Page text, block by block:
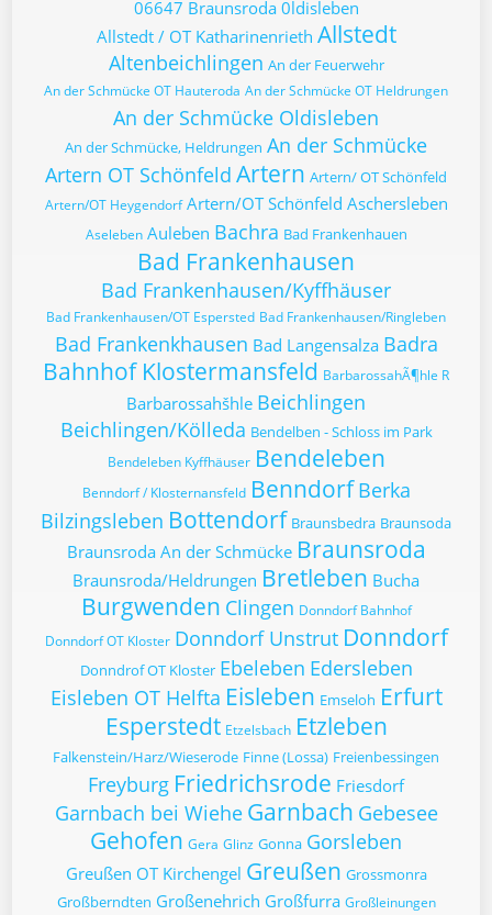
06647 Braunsroda 0ldisleben
Allstedt / OT Katharinenrieth Allstedt
Altenbeichlingen An der Feuerwehr
An der Schmücke OT Hauteroda An der Schmücke OT Heldrungen
An der Schmücke Oldisleben
An der Schmücke, Heldrungen An der Schmücke
Artern OT Schönfeld Artern Artern/ OT Schönfeld
Artern/OT Heygendorf Artern/OT Schönfeld Aschersleben
Aseleben Auleben Bachra Bad Frankenhauen
Bad Frankenhausen
Bad Frankenhausen/Kyffhäuser
Bad Frankenhausen/OT Espersted Bad Frankenhausen/Ringleben
Bad Frankenkhausen Bad Langensalza Badra
Bahnhof Klostermansfeld BarbarossahÃ¶hle R
Barbarossahšhle Beichlingen
Beichlingen/Kölleda Bendelben - Schloss im Park
Bendeleben Kyffhäuser Bendeleben
Benndorf / Klosternansfeld Benndorf Berka
Bilzingsleben Bottendorf Braunsbedra Braunsoda
Braunsroda An der Schmücke Braunsroda
Braunsroda/Heldrungen Bretleben Bucha
Burgwenden Clingen Donndorf Bahnhof
Donndorf OT Kloster Donndorf Unstrut Donndorf
Donndrof OT Kloster Ebeleben Edersleben
Eisleben OT Helfta Eisleben Emseloh Erfurt
Esperstedt Etzelsbach Etzleben
Falkenstein/Harz/Wieserode Finne (Lossa) Freienbessingen
Freyburg Friedrichsrode Friesdorf
Garnbach bei Wiehe Garnbach Gebesee
Gehofen Gera Glinz Gonna Gorsleben
Greußen OT Kirchengel Greußen Grossmonra
Großberndten Großenehrich Großfurra Großleinungen